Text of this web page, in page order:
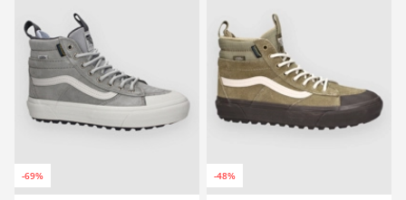
-69% -48%